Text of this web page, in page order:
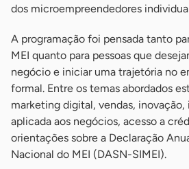
dos microempreendedores
A programação foi pensada tanto
MEI quanto para pessoas que
negócio e iniciar uma trajetória no
formal. Entre os temas abordados
marketing digital, vendas,
aplicada aos negócios, acesso a
orientações sobre a Declaração
Nacional do MEI (DASN-SIMEI).